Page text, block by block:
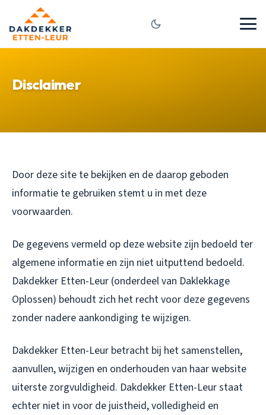
Disclaimer
Door deze site te bekijken en de daarop geboden
informatie te gebruiken stemt u in met deze
voorwaarden.
De gegevens vermeld op deze website zijn bedoeld ter
algemene informatie en zijn niet uitputtend bedoeld.
Dakdekker Etten-Leur (onderdeel van Daklekkage
Oplossen) behoudt zich het recht voor deze gegevens
zonder nadere aankondiging te wijzigen.
Dakdekker Etten-Leur betracht bij het samenstellen,
aanvullen, wijzigen en onderhouden van haar website
uiterste zorgvuldigheid. Dakdekker Etten-Leur staat
echter niet in voor de juistheid, volledigheid en